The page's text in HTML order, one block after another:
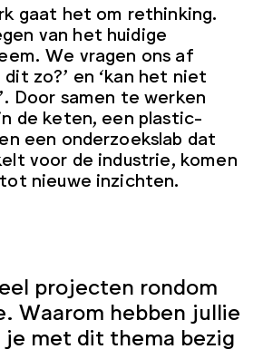
gaat het om rethinking.
van het huidige
We vragen ons af
zo?’ en ‘kan het niet
Door samen te werken
de keten, een plastic-
een onderzoekslab dat
voor de industrie, komen
nieuwe inzichten.
projecten rondom
Waarom hebben jullie
je met dit thema bezig